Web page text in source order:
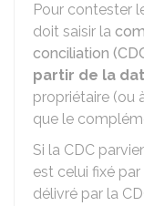
Pour contester
doit saisir la
conciliation
partir de la
propriétaire (ou
que le
Si la CDC
est celui fixé
délivré par la